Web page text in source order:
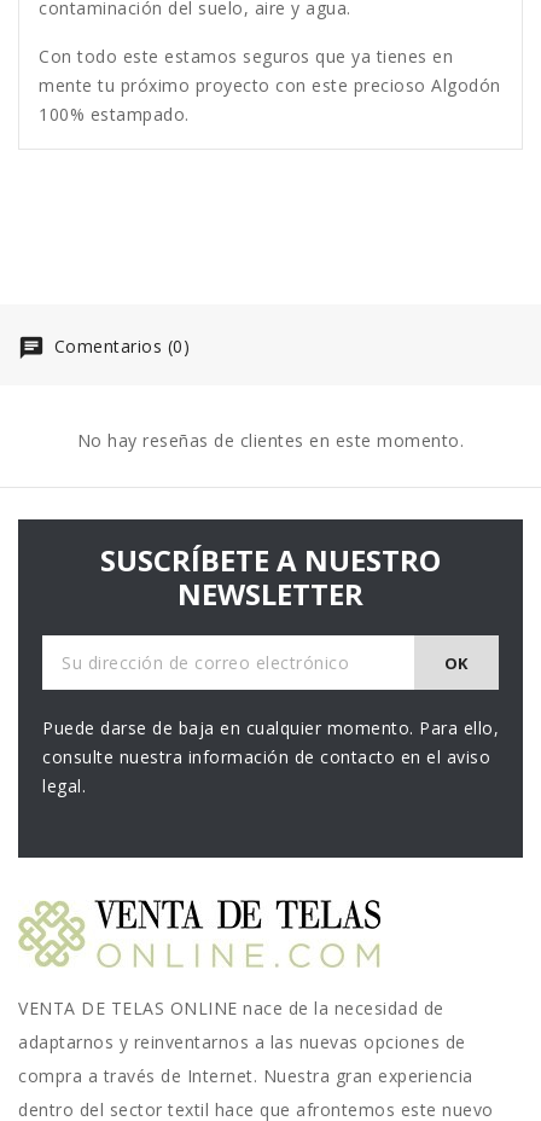
contaminación del suelo, aire y agua.
Con todo este estamos seguros que ya tienes en
mente tu próximo proyecto con este precioso Algodón
100% estampado.
Comentarios (0)
No hay reseñas de clientes en este momento.
SUSCRÍBETE A NUESTRO
NEWSLETTER
Puede darse de baja en cualquier momento. Para ello,
consulte nuestra información de contacto en el aviso
legal.
VENTA DE TELAS ONLINE nace de la necesidad de
adaptarnos y reinventarnos a las nuevas opciones de
compra a través de Internet. Nuestra gran experiencia
dentro del sector textil hace que afrontemos este nuevo